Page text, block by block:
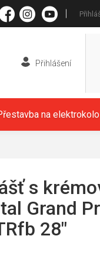
na elektrokolo
s
Grand
28"